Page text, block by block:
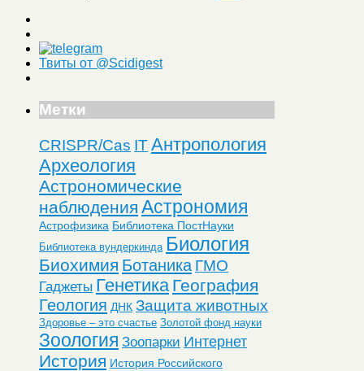
Твиты от @Scidigest
Метки
CRISPR/Cas ITАнтропология
Археология
Астрономические
наблюдения Астрономия
Астрофизика Библиотека ПостНауки
Библиотека вундеркинда Биология
Биохимия Ботаника ГМО
Гаджеты Генетика География
Геология ДНК Защита животных
Здоровье – это счастье Золотой фонд науки
Зоология Зоопарки Интернет
История История Российского